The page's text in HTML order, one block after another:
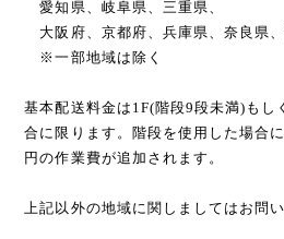
愛知県、岐阜県、三重県、
大阪府、京都府、兵庫県、奈良
※一部地域は除く
基本配送料金は1F(階段9段未満)もし
合に限ります。階段を使用した場合
円の作業費が追加されます。
上記以外の地域に関しましてはお問